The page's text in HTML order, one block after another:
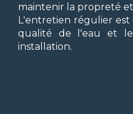
maintenir la propreté
L'entretien régulier est
qualité de l'eau et
installation.